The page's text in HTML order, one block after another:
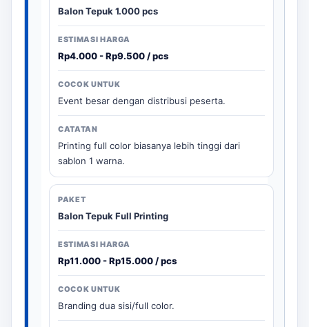
Balon Tepuk 1.000 pcs
Rp4.000 - Rp9.500 / pcs
Event besar dengan distribusi peserta.
Printing full color biasanya lebih tinggi dari
sablon 1 warna.
Balon Tepuk Full Printing
Rp11.000 - Rp15.000 / pcs
Branding dua sisi/full color.